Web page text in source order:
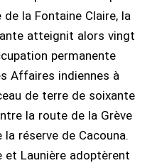
la Fontaine Claire, la
atteignit alors vingt
permanente
Affaires indiennes à
de terre de soixante
la route de la Grève
réserve de Cacouna.
et Launière adoptèrent